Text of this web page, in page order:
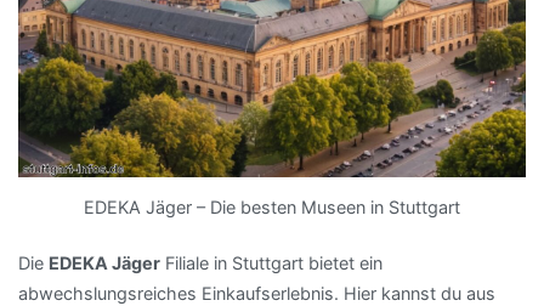
EDEKA Jäger – Die besten Museen in Stuttgart
Die EDEKA Jäger Filiale in Stuttgart bietet ein
abwechslungsreiches Einkaufserlebnis. Hier kannst du aus